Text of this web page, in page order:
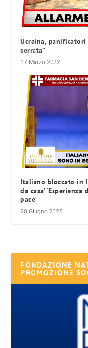
Ucraina, panificatori
serrata”
17 Marzo 2022
Italiano bloccato in
da casa’
pace’
20 Giugno 2025
FONDAZIONE
PROMOZIONE